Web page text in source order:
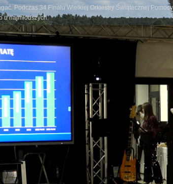
Podczas 34 Finału Wielkiej Orkiestry Świątecznej
u najmłodszych.